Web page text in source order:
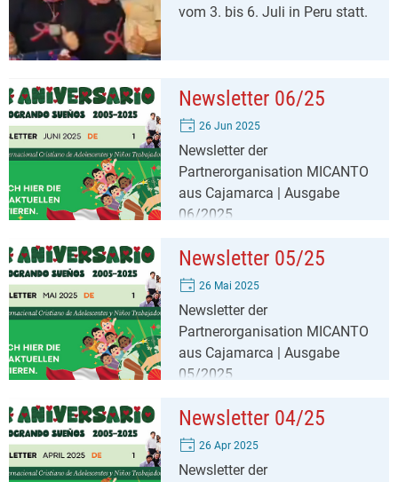
vom 3. bis 6. Juli in Peru statt.
Newsletter 06/25
26 Jun 2025
Newsletter der
Partnerorganisation MICANTO
aus Cajamarca | Ausgabe
06/2025
Newsletter 05/25
26 Mai 2025
Newsletter der
Partnerorganisation MICANTO
aus Cajamarca | Ausgabe
05/2025
Newsletter 04/25
26 Apr 2025
Newsletter der